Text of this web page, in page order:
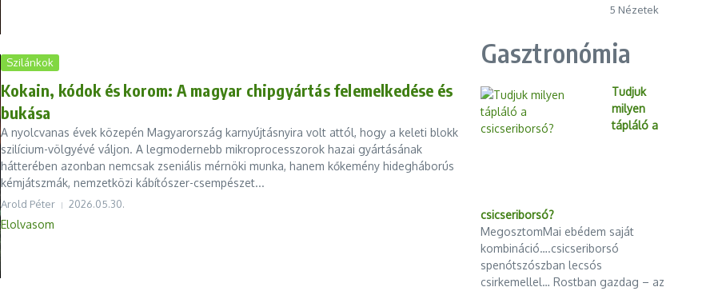
Szilánkok
Kokain, kódok és korom: A magyar chipgyártás felemelkedése és
bukása
A nyolcvanas évek közepén Magyarország karnyújtásnyira volt attól, hogy a keleti blokk
szilícium-völgyévé váljon. A legmodernebb mikroprocesszorok hazai gyártásának
hátterében azonban nemcsak zseniális mérnöki munka, hanem kőkemény hidegháborús
kémjátszmák, nemzetközi kábítószer-csempészet...
Arold Péter 2026.05.30.
Elolvasom
5 Nézetek
Gasztronómia
Tudjuk
milyen
tápláló a
csicseriborsó?
MegosztomMai ebédem saját
kombináció….csicseriborsó
spenótszószban lecsós
csirkemellel… Rostban gazdag – az